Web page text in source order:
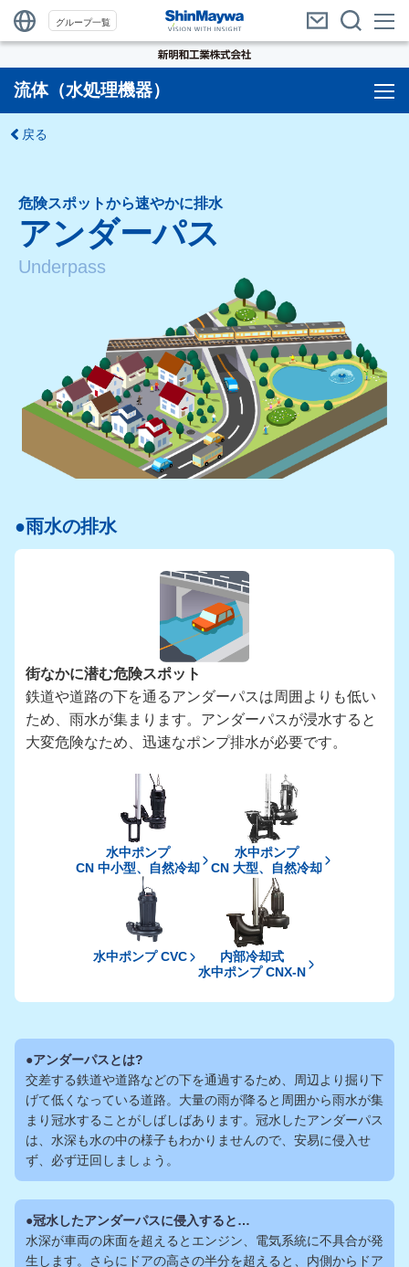
グループ一覧
流体（水処理機器）
危険スポットから速やかに排水
アンダーパス
Underpass
戻る
雨水の排水
街なかに潜む危険スポット
鉄道や道路の下を通るアンダーパスは周囲よりも低い
ため、雨水が集まります。アンダーパスが浸水すると
大変危険なため、迅速なポンプ排水が必要です。
水中ポンプ
CN 中小型、自然冷却
水中ポンプ
CN 大型、自然冷却
水中ポンプ CVC
内部冷却式
水中ポンプ CNX-N
アンダーパスとは?
交差する鉄道や道路などの下を通過するため、周辺より掘り下
げて低くなっている道路。 大量の雨が降ると周囲から雨水が集
まり冠水することがしばしばあります。 冠水したアンダーパス
は、水深も水の中の様子もわかりませんので、安易に侵入せ
ず、必ず迂回しましょう。
冠水したアンダーパスに侵入すると…
水深が車両の床面を超えるとエンジン、電気系統に不具合が発
生します。 さらにドアの高さの半分を超えると、内側からドア